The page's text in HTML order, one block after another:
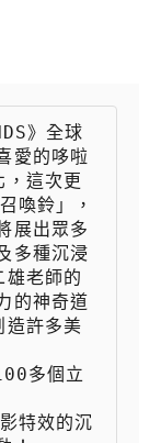
》全球
愛的哆啦
，這次更
喚鈴」，
展出眾多
多種沉浸
雄老師的
的神奇道
造許多美